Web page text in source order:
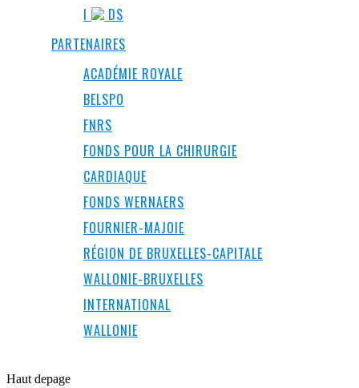
I
DS
PARTENAIRES
ACADÉMIE ROYALE
BELSPO
FNRS
FONDS POUR LA CHIRURGIE
CARDIAQUE
FONDS WERNAERS
FOURNIER-MAJOIE
RÉGION DE BRUXELLES-CAPITALE
WALLONIE-BRUXELLES
INTERNATIONAL
WALLONIE
Haut depage